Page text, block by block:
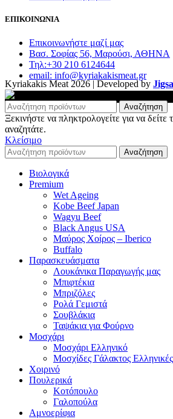
ΕΠΙΚΟΙΝΩΝΙΑ
Επικοινωνήστε μαζί μας
Βασ. Σοφίας 56, Μαρούσι, ΑΘΗΝΑ
Τηλ:+30 210 6124644
email: info@kyriakakismeat.gr
Kyriakakis Meat2026 | Developed by
Αναζήτηση
Ξεκινήστε να πληκτρολογείτε για να δείτε
αναζητάτε.
Κλείσιμο
Αναζήτηση
Βιολογικά
Premium
Wet Ageing
Kobe Beef Japan
Wagyu Beef
Black Angus USA
Μαύρος Χοίρος – Iberico
Buffalo
Παρασκευάσματα
Λουκάνικα Παραγωγής μας
Μπιφτέκια
Μπριζόλες
Ρολά Γεμιστά
Σουβλάκια
Ταψάκια για Φούρνο
Μοσχάρι
Μοσχάρι Ελληνικό
Μοσχίδες Γάλακτος Ελληνικές
Χοιρινό
Πουλερικά
Κοτόπουλο
Γαλοπούλα
Αμνοερίφια